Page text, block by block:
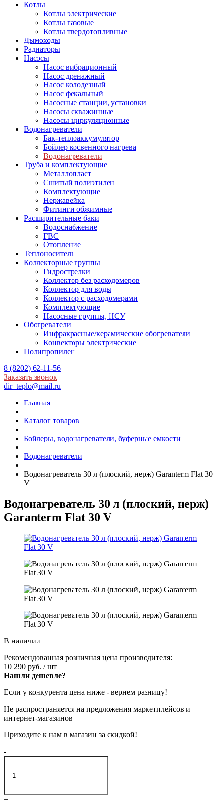
Котлы
Котлы электрические
Котлы газовые
Котлы твердотопливные
Дымоходы
Радиаторы
Насосы
Насос вибрационный
Насос дренажный
Насос колодезный
Насос фекальный
Насосные станции, установки
Насосы скважинные
Насосы циркуляционные
Водонагреватели
Бак-теплоаккумулятор
Бойлер косвенного нагрева
Водонагреватели
Труба и комплектующие
Металлопласт
Сшитый полиэтилен
Комплектующие
Нержавейка
Фитинги обжимные
Расширительные баки
Водоснабжение
ГВС
Отопление
Теплоноситель
Коллекторные группы
Гидрострелки
Коллектор без расходомеров
Коллектор для воды
Коллектор с расходомерами
Комплектующие
Насосные группы, НСУ
Обогреватели
Инфракрасные/керамические обогреватели
Конвекторы электрические
Полипропилен
8 (8202) 62-11-56
Заказать звонок
dir_teplo@mail.ru
Главная
Каталог товаров
Бойлеры, водонагреватели, буферные емкости
Водонагреватели
Водонагреватель 30 л (плоский, нерж) Garanterm Flat 30
V
Водонагреватель 30 л (плоский, нерж)
Garanterm Flat 30 V
В наличии
Рекомендованная розничная цена производителя:
10 290 руб. / шт
Нашли дешевле?
Если у конкурента цена ниже - вернем разницу!
Не распространяется на предложения маркетплейсов и
интернет-магазинов
Приходите к нам в магазин за скидкой!
-
+